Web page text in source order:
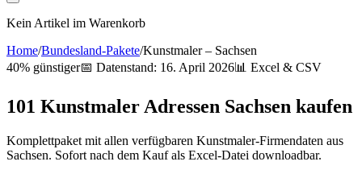
Kein Artikel im Warenkorb
Home/Bundesland-Pakete/Kunstmaler– Sachsen
40% günstiger📅 Datenstand: 16. April 2026📊 Excel & CSV
101 Kunstmaler Adressen Sachsen kaufen
Komplettpaket mit allen verfügbaren Kunstmaler-Firmendaten aus
Sachsen. Sofort nach dem Kauf als Excel-Datei downloadbar.